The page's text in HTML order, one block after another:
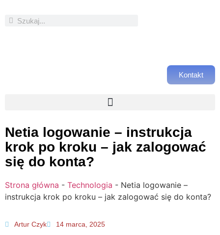
Kontakt
Netia logowanie – instrukcja
krok po kroku – jak zalogować
się do konta?
Strona główna - Technologia - Netia logowanie –
instrukcja krok po kroku – jak zalogować się do konta?
Artur Czyk 14 marca, 2025